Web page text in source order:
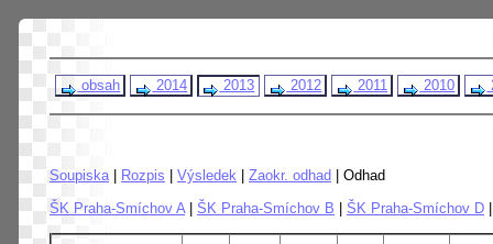
obsah 2014 2013 2012 2011 2010
Soupiska Rozpis Výsledek Zaokr. odhad | Odhad
ŠK Praha-Smíchov A
ŠK Praha-Smíchov B ŠK Praha-Smíchov D